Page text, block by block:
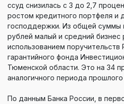
ссуд снизилась с 3 до 2,7
ростом кредитного портфеля
господдержки. Из общей суммы
рублей малый и средний бизнес
использованием поручительств
гарантийного фонда
Тюменской области. Это на 34
аналогичного периода
По данным Банка России, в